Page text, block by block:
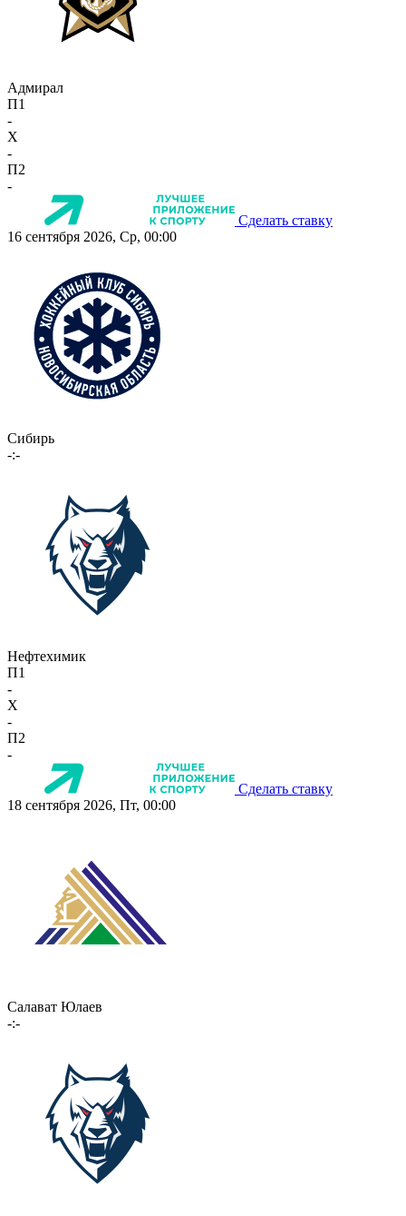
Адмирал
П1
-
X
-
П2
-
Сделать ставку
16 сентября 2026, Ср, 00:00
Сибирь
-:-
Нефтехимик
П1
-
X
-
П2
-
Сделать ставку
18 сентября 2026, Пт, 00:00
Салават Юлаев
-:-